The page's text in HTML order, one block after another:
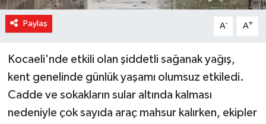
Paylaş A- A+
Kocaeli'nde etkili olan şiddetli sağanak yağış,
kent genelinde günlük yaşamı olumsuz etkiledi.
Cadde ve sokakların sular altında kalması
nedeniyle çok sayıda araç mahsur kalırken, ekipler
Siyaset
Son Dakika
Spor